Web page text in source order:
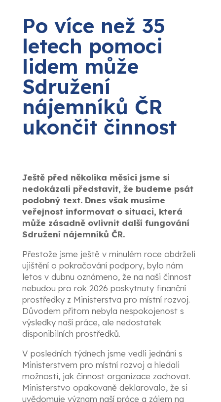
Po více než 35
letech pomoci
lidem může
Sdružení
nájemníků ČR
ukončit činnost
Ještě před několika měsíci jsme si
nedokázali představit, že budeme psát
podobný text. Dnes však musíme
veřejnost informovat o situaci, která
může zásadně ovlivnit další fungování
Sdružení nájemníků ČR.
Přestože jsme ještě v minulém roce obdrželi
ujištění o pokračování podpory, bylo nám
letos v dubnu oznámeno, že na naši činnost
nebudou pro rok 2026 poskytnuty finanční
prostředky z Ministerstva pro místní rozvoj.
Důvodem přitom nebyla nespokojenost s
výsledky naší práce, ale nedostatek
disponibilních prostředků.
V posledních týdnech jsme vedli jednání s
Ministerstvem pro místní rozvoj a hledali
možnosti, jak činnost organizace zachovat.
Ministerstvo opakovaně deklarovalo, že si
uvědomuje význam naší práce a zájem na